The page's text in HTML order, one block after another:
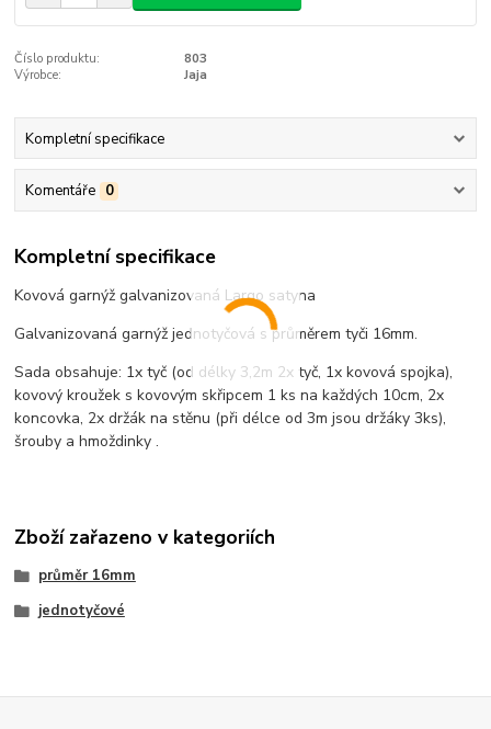
Číslo produktu:
803
Výrobce:
Jaja
Kompletní specifikace
Komentáře 0
Kompletní specifikace
Kovová garnýž galvanizovaná Largo satyna
Galvanizovaná garnýž jednotyčová s průměrem tyči 16mm.
Sada obsahuje: 1x tyč (od délky 3,2m 2x tyč, 1x kovová spojka),
kovový kroužek s kovovým skřipcem 1 ks na každých 10cm, 2x
koncovka, 2x držák na stěnu (při délce od 3m jsou držáky 3ks),
šrouby a hmoždinky .
Zboží zařazeno v kategoriích
průměr 16mm
jednotyčové